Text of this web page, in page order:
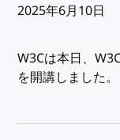
出版日:
2025年6月10日
W3Cは本日、
を開講しました。